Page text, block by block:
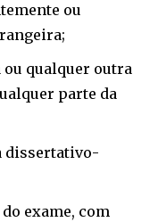
ou
qualquer outra
parte da
dissertativo-
exame, com